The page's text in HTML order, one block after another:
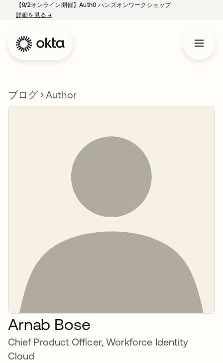
【9/2オンライン開催】Auth0 ハンズオンワークショップ
詳細を見る→
ブログ Author
Arnab Bose
Chief Product Officer, Workforce Identity
Cloud